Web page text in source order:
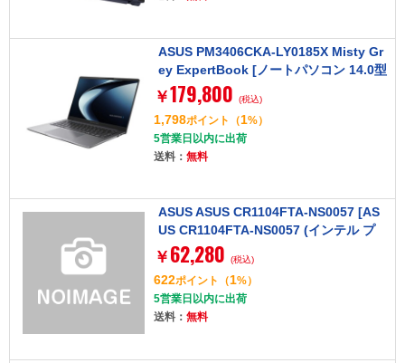
ASUS PM3406CKA-LY0185X Misty Gr
ey ExpertBook [ノートパソコン 14.0型
/ Win 11 Pro]
￥179,800 (税込)
1,798ポイント （1%）
5営業日以内に出荷
送料： 無料
ASUS ASUS CR1104FTA-NS0057 [AS
US CR1104FTA-NS0057 (インテル プ
ロセッサー N150/8GB/64GB eMMC/光
学ドライブなし/ChromeOS/Officeなし/
11.6型/ミネラルグレー/タッチパネル)]
￥ 62,280 (税込)
622ポイント （1%）
5営業日以内に出荷
送料： 無料